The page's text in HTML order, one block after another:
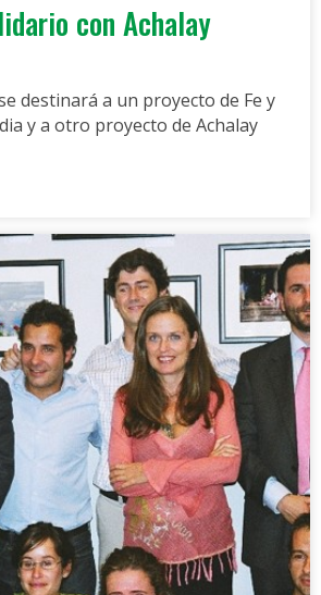
con Achalay
destinará a un proyecto de Fe y
y a otro proyecto de Achalay